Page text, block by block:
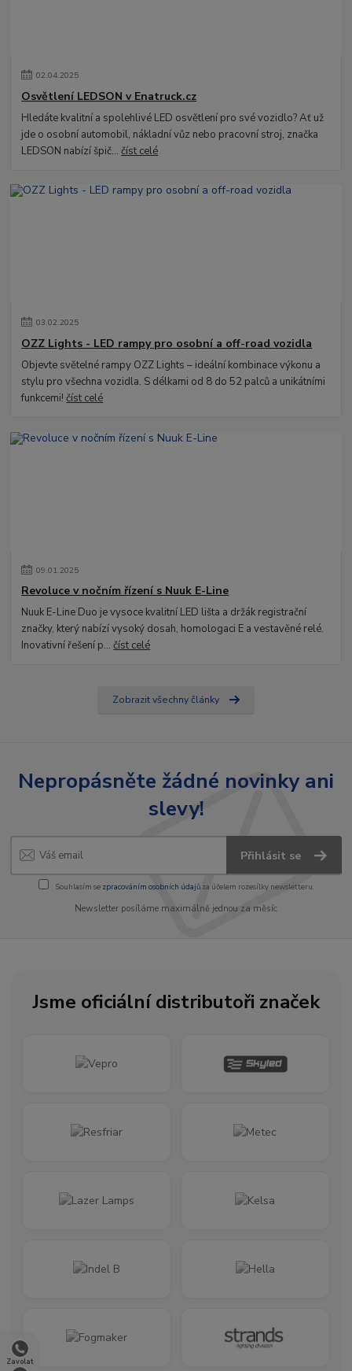
Zavolat
02.04.2025
Osvětlení LEDSON v Enatruck.cz
Hledáte kvalitní a spolehlivé LED osvětlení pro své vozidlo? Ať už
jde o osobní automobil, nákladní vůz nebo pracovní stroj, značka
LEDSON nabízí špič...číst celé
03.02.2025
OZZ Lights - LED rampy pro osobní a off-road vozidla
Objevte světelné rampy OZZ Lights – ideální kombinace výkonu a
stylu pro všechna vozidla. S délkami od 8 do 52 palců a unikátními
funkcemi!číst celé
09.01.2025
Revoluce v nočním řízení s Nuuk E-Line
Nuuk E-Line Duo je vysoce kvalitní LED lišta a držák registrační
značky, který nabízí vysoký dosah, homologaci E a vestavěné relé.
Inovativní řešení p...číst celé
Zobrazit všechny články
Nepropásněte žádné novinky ani
slevy!
Přihlásit se
Souhlasím se zpracováním osobních údajůza účelem rozesílky newsletteru.
Newsletter posíláme maximálně jednou za měsíc
Jsme oficiální distributoři značek